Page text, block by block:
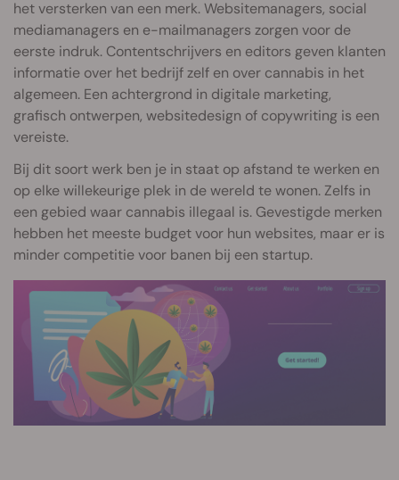
het versterken van een merk. Websitemanagers, social
mediamanagers en e-mailmanagers zorgen voor de
eerste indruk. Contentschrijvers en editors geven klanten
informatie over het bedrijf zelf en over cannabis in het
algemeen. Een achtergrond in digitale marketing,
grafisch ontwerpen, websitedesign of copywriting is een
vereiste.
Bij dit soort werk ben je in staat op afstand te werken en
op elke willekeurige plek in de wereld te wonen. Zelfs in
een gebied waar cannabis illegaal is. Gevestigde merken
hebben het meeste budget voor hun websites, maar er is
minder competitie voor banen bij een startup.